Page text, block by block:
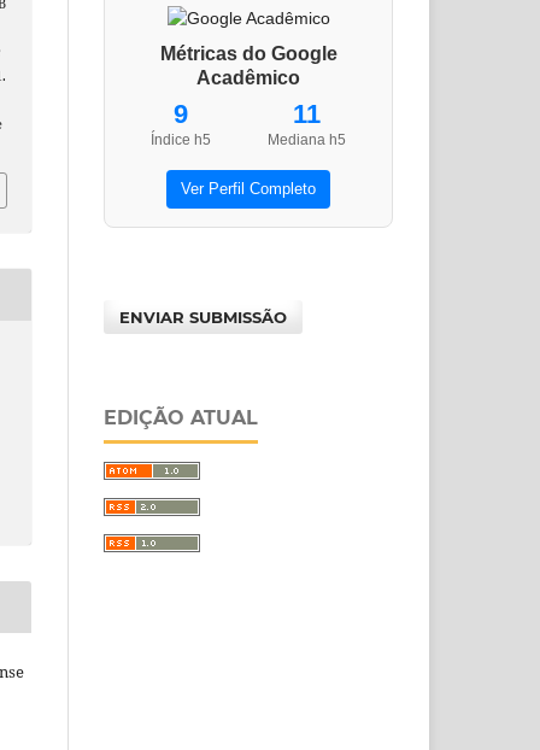
Métricas do Google
Acadêmico
9
Índice h5
11
Mediana h5
Ver Perfil Completo
ENVIAR SUBMISSÃO
EDIÇÃO ATUAL